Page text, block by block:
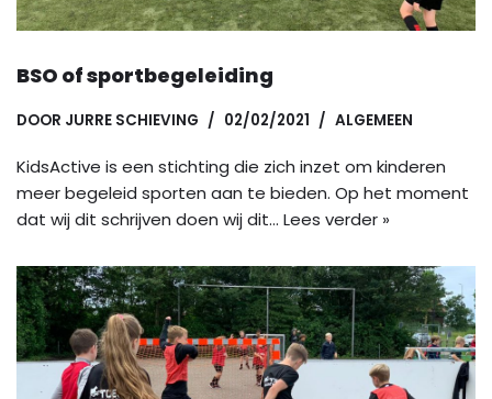
BSO of sportbegeleiding
DOOR JURRE SCHIEVING 02/02/2021 ALGEMEEN
KidsActive is een stichting die zich inzet om kinderen
meer begeleid sporten aan te bieden. Op het moment
dat wij dit schrijven doen wij dit… Lees verder »